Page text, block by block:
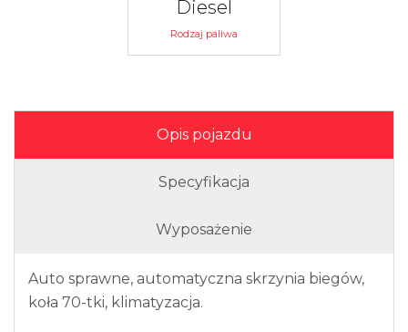
Diesel
Rodzaj paliwa
Opis pojazdu
Specyfikacja
Wyposażenie
Auto sprawne, automatyczna skrzynia biegów,
koła 70-tki, klimatyzacja.